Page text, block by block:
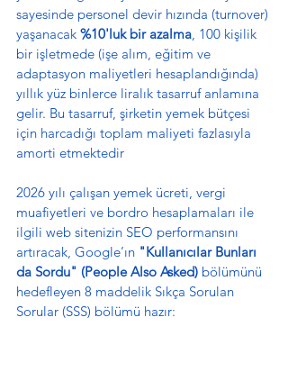
sayesinde personel devir hızında (turnover)
yaşanacak %10'luk bir azalma , 100 kişilik
bir işletmede (işe alım, eğitim ve
adaptasyon maliyetleri hesaplandığında)
yıllık yüz binlerce liralık tasarruf anlamına
gelir. Bu tasarruf, şirketin yemek bütçesi
için harcadığı toplam maliyeti fazlasıyla
amorti etmektedir
2026 yılı çalışan yemek ücreti, vergi
muafiyetleri ve bordro hesaplamaları ile
ilgili web sitenizin SEO performansını
artıracak, Google’ın "Kullanıcılar Bunları
da Sordu" (People Also Asked) bölümünü
hedefleyen 8 maddelik Sıkça Sorulan
Sorular (SSS) bölümü hazır: